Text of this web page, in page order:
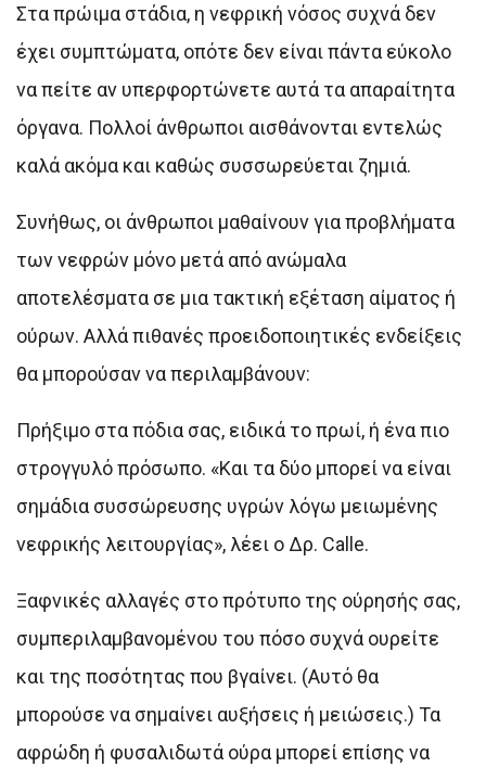
Στα πρώιμα στάδια, η νεφρική νόσος συχνά δεν
έχει συμπτώματα, οπότε δεν είναι πάντα εύκολο
να πείτε αν υπερφορτώνετε αυτά τα απαραίτητα
όργανα. Πολλοί άνθρωποι αισθάνονται εντελώς
καλά ακόμα και καθώς συσσωρεύεται ζημιά.
Συνήθως, οι άνθρωποι μαθαίνουν για προβλήματα
των νεφρών μόνο μετά από ανώμαλα
αποτελέσματα σε μια τακτική εξέταση αίματος ή
ούρων. Αλλά πιθανές προειδοποιητικές ενδείξεις
θα μπορούσαν να περιλαμβάνουν:
Πρήξιμο στα πόδια σας, ειδικά το πρωί, ή ένα πιο
στρογγυλό πρόσωπο. «Και τα δύο μπορεί να είναι
σημάδια συσσώρευσης υγρών λόγω μειωμένης
νεφρικής λειτουργίας», λέει ο Δρ. Calle.
Ξαφνικές αλλαγές στο πρότυπο της ούρησής σας,
συμπεριλαμβανομένου του πόσο συχνά ουρείτε
και της ποσότητας που βγαίνει. (Αυτό θα
μπορούσε να σημαίνει αυξήσεις ή μειώσεις.) Τα
αφρώδη ή φυσαλιδωτά ούρα μπορεί επίσης να